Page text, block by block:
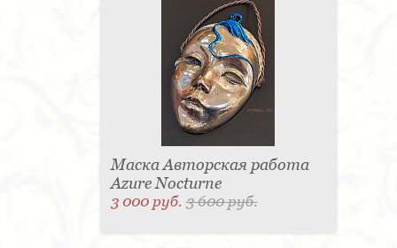
Маска Авторская работа
Azure Nocturne
3 000 руб.3 600 руб.